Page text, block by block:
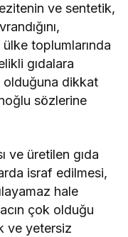
ve sentetik,
toplumlarında
gıdalara
olduğuna dikkat
sözlerine
ve üretilen gıda
israf edilmesi,
hale
çok olduğu
ve yetersiz